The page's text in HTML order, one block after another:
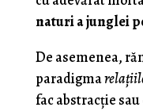
naturi a junglei
De asemenea,
paradigma
fac abstracţie